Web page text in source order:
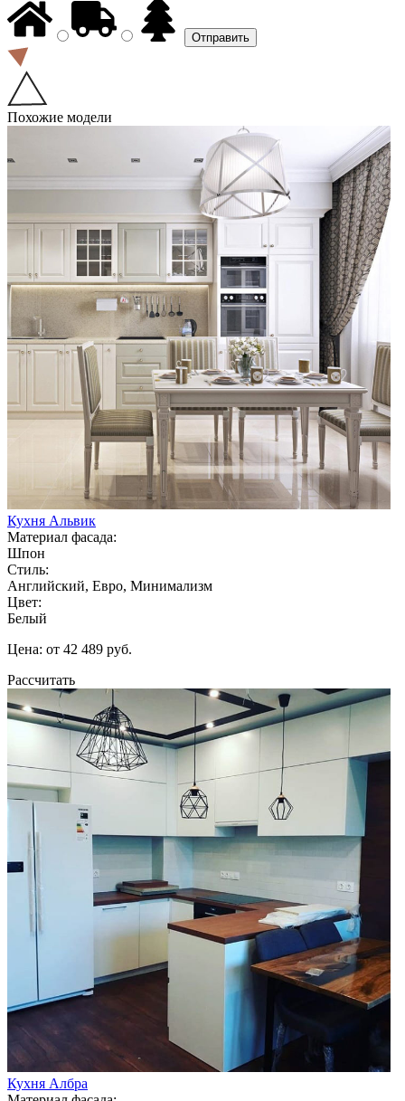
Похожие модели
Кухня Альвик
Материал фасада:
Шпон
Стиль:
Английский, Евро, Минимализм
Цвет:
Белый
Цена: от 42 489 руб.
Рассчитать
Кухня Албра